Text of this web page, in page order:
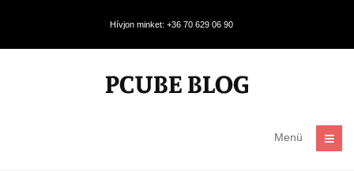
Hívjon minket: +36 70 629 06 90
Menü